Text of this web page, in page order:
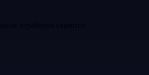
отработки скрипта;